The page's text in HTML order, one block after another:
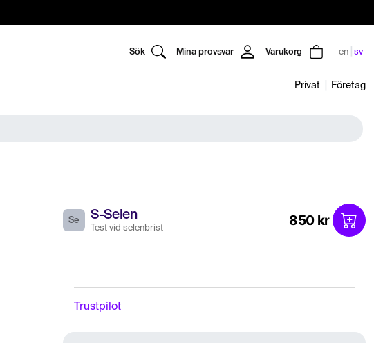
Sök Mina provsvar Varukorg en sv
Privat Företag
Se S-Selen
Test vid selenbrist 850 kr
Trustpilot